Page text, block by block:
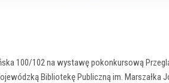
100/102 na wystawę pokonkursową
Bibliotekę Publiczną im. Marszałka